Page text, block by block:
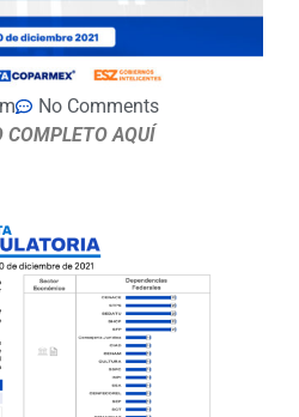
No Comments
COMPLETO AQUÍ